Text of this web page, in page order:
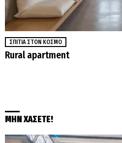
ΣΠΊΤΙΑ ΣΤΟΝ ΚΌΣΜΟ
Rural apartment
ΜΗΝ ΧΑΣΕΤΕ!